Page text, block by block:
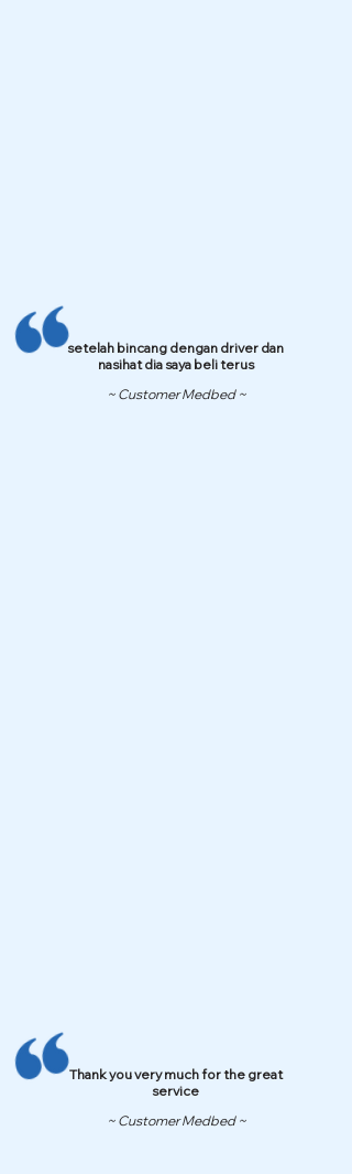
setelah bincang dengan driver dan
nasihat dia saya beli terus
~ Customer Medbed ~
Thank you very much for the great
service
~ Customer Medbed ~